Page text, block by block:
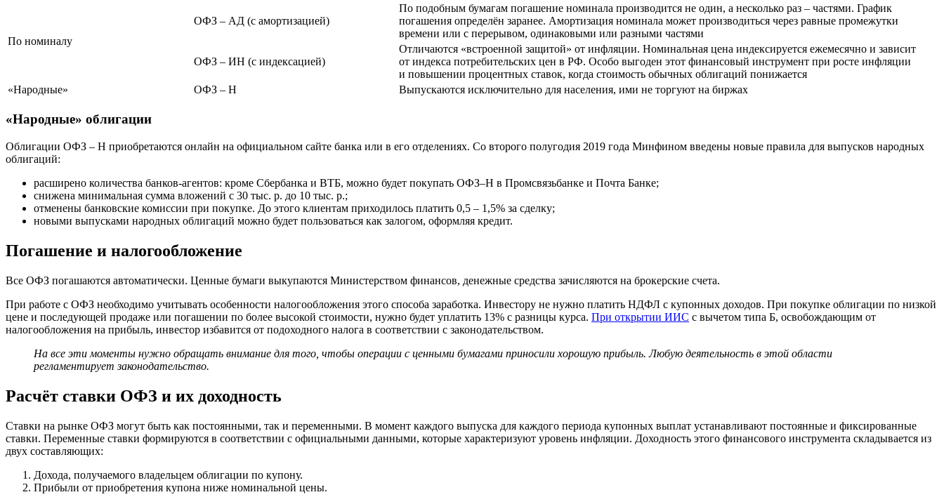
По номиналу
ОФЗ – АД (с амортизацией)
По подобным бумагам погашение номинала производится не один, а несколько раз – частями. График
погашения определён заранее. Амортизация номинала может производиться через равные промежутки
времени или с перерывом, одинаковыми или разными частями
ОФЗ – ИН (с индексацией)
Отличаются «встроенной защитой» от инфляции. Номинальная цена индексируется ежемесячно и зависит
от индекса потребительских цен в РФ. Особо выгоден этот финансовый инструмент при росте инфляции
и повышении процентных ставок, когда стоимость обычных облигаций понижается
«Народные»
ОФЗ – Н Выпускаются исключительно для населения, ими не торгуют на биржах
«Народные» облигации
Облигации ОФЗ – Н приобретаются онлайн на официальном сайте банка или в его отделениях. Со второго полугодия 2019 года Минфином введены новые правила для выпусков народных
облигаций:
расширено количества банков-агентов: кроме Сбербанка и ВТБ, можно будет покупать ОФЗ–Н в Промсвязьбанке и Почта Банке;
снижена минимальная сумма вложений с 30 тыс. р. до 10 тыс. р.;
отменены банковские комиссии при покупке. До этого клиентам приходилось платить 0,5 – 1,5% за сделку;
новыми выпусками народных облигаций можно будет пользоваться как залогом, оформляя кредит.
Погашение и налогообложение
Все ОФЗ погашаются автоматически. Ценные бумаги выкупаются Министерством финансов, денежные средства зачисляются на брокерские счета.
При работе с ОФЗ необходимо учитывать особенности налогообложения этого способа заработка. Инвестору не нужно платить НДФЛ с купонных доходов. При покупке облигации по низкой
цене и последующей продаже или погашении по более высокой стоимости, нужно будет уплатить 13% с разницы курса. При открытии ИИС с вычетом типа Б, освобождающим от
налогообложения на прибыль, инвестор избавится от подоходного налога в соответствии с законодательством.
На все эти моменты нужно обращать внимание для того, чтобы операции с ценными бумагами приносили хорошую прибыль. Любую деятельность в этой области
регламентирует законодательство.
Расчёт ставки ОФЗ и их доходность
Ставки на рынке ОФЗ могут быть как постоянными, так и переменными. В момент каждого выпуска для каждого периода купонных выплат устанавливают постоянные и фиксированные
ставки. Переменные ставки формируются в соответствии с официальными данными, которые характеризуют уровень инфляции. Доходность этого финансового инструмента складывается из
двух составляющих:
Дохода, получаемого владельцем облигации по купону.
Прибыли от приобретения купона ниже номинальной цены.